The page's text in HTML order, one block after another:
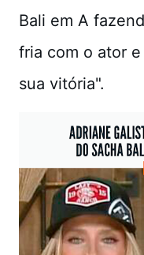
Bali em A
fria com o ator
sua vitória".